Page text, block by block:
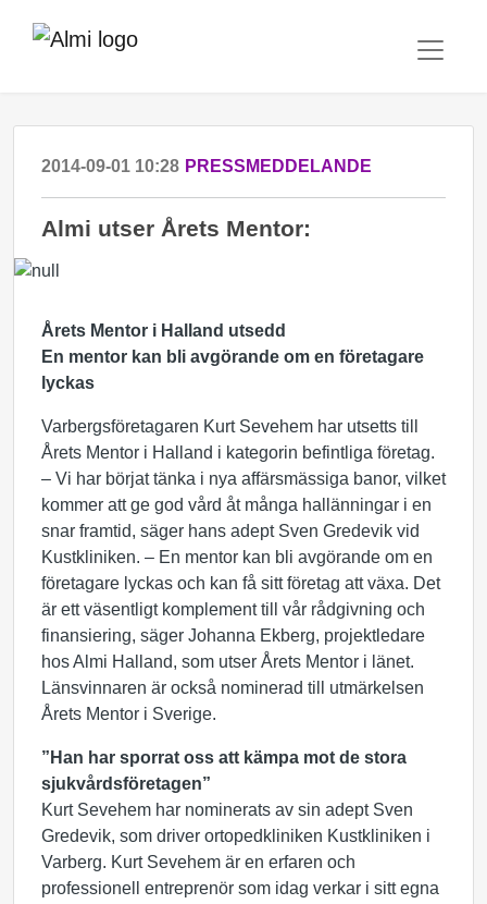
2014-09-01 10:28 PRESSMEDDELANDE
Almi utser Årets Mentor:
Årets Mentor i Halland utsedd
En mentor kan bli avgörande om en företagare
lyckas
Varbergsföretagaren Kurt Sevehem har utsetts till
Årets Mentor i Halland i kategorin befintliga företag.
– Vi har börjat tänka i nya affärsmässiga banor, vilket
kommer att ge god vård åt många hallänningar i en
snar framtid, säger hans adept Sven Gredevik vid
Kustkliniken. – En mentor kan bli avgörande om en
företagare lyckas och kan få sitt företag att växa. Det
är ett väsentligt komplement till vår rådgivning och
finansiering, säger Johanna Ekberg, projektledare
hos Almi Halland, som utser Årets Mentor i länet.
Länsvinnaren är också nominerad till utmärkelsen
Årets Mentor i Sverige.
”Han har sporrat oss att kämpa mot de stora
sjukvårdsföretagen”
Kurt Sevehem har nominerats av sin adept Sven
Gredevik, som driver ortopedkliniken Kustkliniken i
Varberg. Kurt Sevehem är en erfaren och
professionell entreprenör som idag verkar i sitt egna